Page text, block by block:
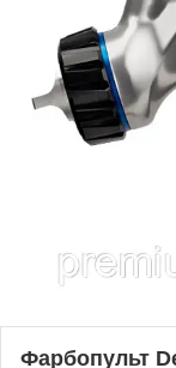
Фарбопульт